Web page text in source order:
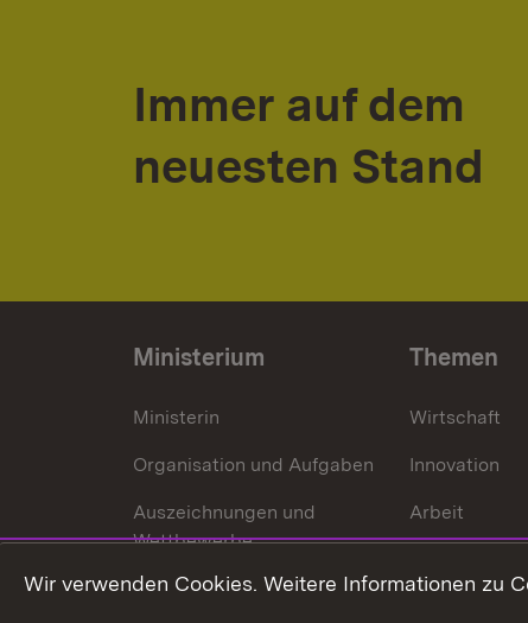
Immer auf dem
neuesten Stand
Ministerium
Ministerin
Organisation und Aufgaben
Auszeichnungen und
Wettbewerbe
Themen
Wirtschaft
Innovation
Arbeit
Wir verwenden Cookies. Weitere Informationen zu